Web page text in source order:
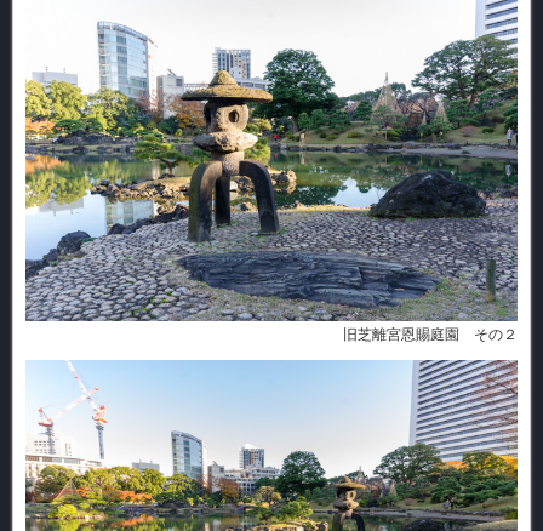
旧芝離宮恩賜庭園 その２